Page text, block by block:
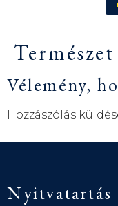
Vélemény,
Hozzászólás
Nyitvatartás